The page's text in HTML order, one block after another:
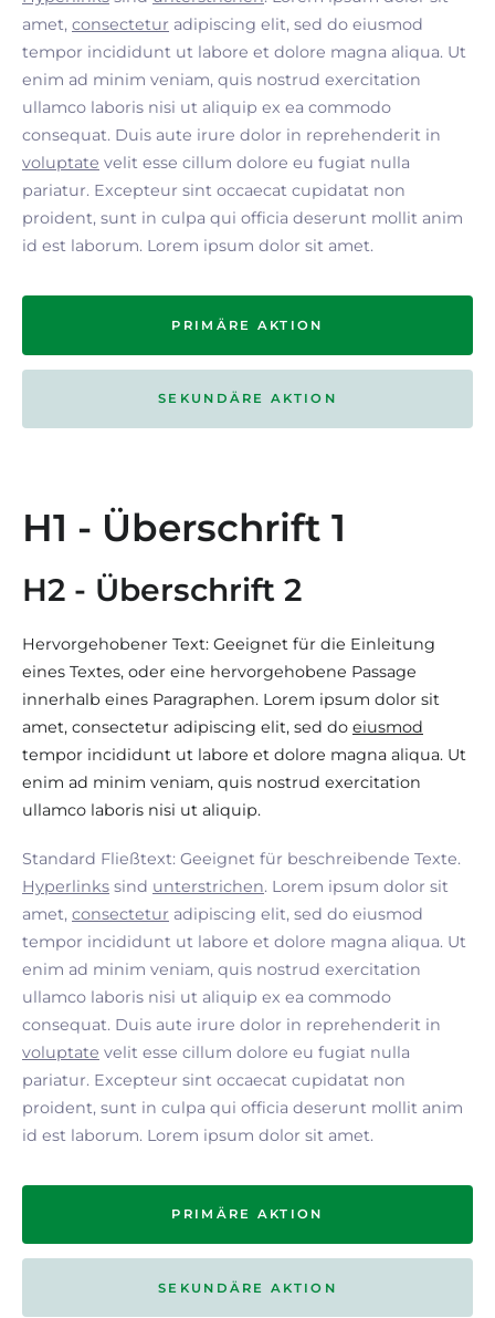
amet, consectetur adipiscing elit, sed do eiusmod
tempor incididunt ut labore et dolore magna aliqua. Ut
enim ad minim veniam, quis nostrud exercitation
ullamco laboris nisi ut aliquip ex ea commodo
consequat. Duis aute irure dolor in reprehenderit in
voluptate velit esse cillum dolore eu fugiat nulla
pariatur. Excepteur sint occaecat cupidatat non
proident, sunt in culpa qui officia deserunt mollit anim
id est laborum. Lorem ipsum dolor sit amet.
PRIMÄRE AKTION
SEKUNDÄRE AKTION
H1 - Überschrift 1
H2 - Überschrift 2
Hervorgehobener Text: Geeignet für die Einleitung
eines Textes, oder eine hervorgehobene Passage
innerhalb eines Paragraphen. Lorem ipsum dolor sit
amet, consectetur adipiscing elit, sed do eiusmod
tempor incididunt ut labore et dolore magna aliqua. Ut
enim ad minim veniam, quis nostrud exercitation
ullamco laboris nisi ut aliquip.
Standard Fließtext: Geeignet für beschreibende Texte.
Hyperlinks sind unterstrichen. Lorem ipsum dolor sit
amet, consectetur adipiscing elit, sed do eiusmod
tempor incididunt ut labore et dolore magna aliqua. Ut
enim ad minim veniam, quis nostrud exercitation
ullamco laboris nisi ut aliquip ex ea commodo
consequat. Duis aute irure dolor in reprehenderit in
voluptate velit esse cillum dolore eu fugiat nulla
pariatur. Excepteur sint occaecat cupidatat non
proident, sunt in culpa qui officia deserunt mollit anim
id est laborum. Lorem ipsum dolor sit amet.
PRIMÄRE AKTION
SEKUNDÄRE AKTION